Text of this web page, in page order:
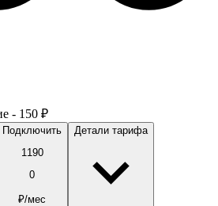
- 150 ₽
Подключить
1190
0
₽/мес
Детали тарифа